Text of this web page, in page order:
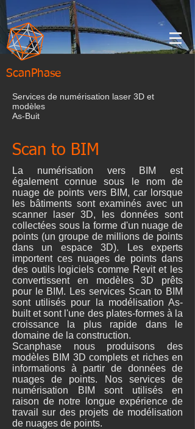
ScanPhase
Services de numérisation laser 3D et
modèles
As-Buit
Scan to BIM
La numérisation vers BIM est
également connue sous le nom de
nuage de points vers BIM, car lorsque
les bâtiments sont examinés avec un
scanner laser 3D, les données sont
collectées sous la forme d'un nuage de
points (un groupe de millions de points
dans un espace 3D). Les experts
importent ces nuages de points dans
des outils logiciels comme Revit et les
convertissent en modèles 3D prêts
pour le BIM. Les services Scan to BIM
sont utilisés pour la modélisation As-
built et sont l'une des plates-formes à la
croissance la plus rapide dans le
domaine de la construction.
Scanphase nous produisons des
modèles BIM 3D complets et riches en
informations à partir de données de
nuages de points. Nos services de
numérisation BIM sont utilisés en
raison de notre longue expérience de
travail sur des projets de modélisation
de nuages de points.